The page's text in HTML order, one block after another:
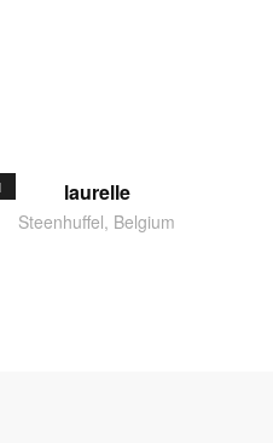
laurelle
Steenhuffel, Belgium